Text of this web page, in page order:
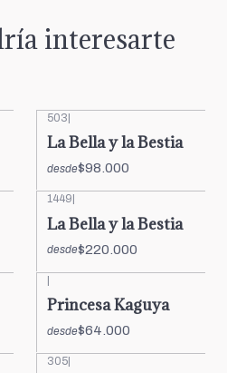
interesarte
503
La Bella y la Bestia
desde$98.000
1449
La Bella y la Bestia
desde$220.000
|
Princesa Kaguya
desde$64.000
305